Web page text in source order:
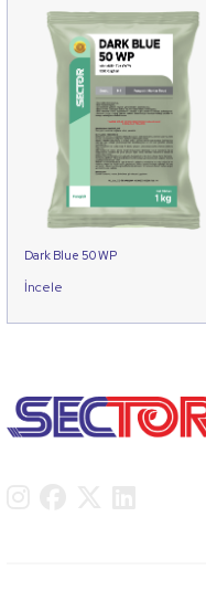
Dark Blue 50 WP
İncele